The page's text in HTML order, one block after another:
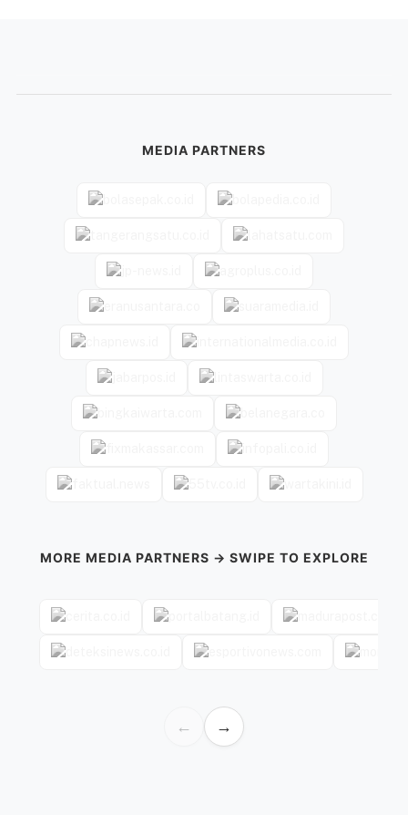
MEDIA PARTNERS
MORE MEDIA PARTNERS → SWIPE TO EXPLORE
← →